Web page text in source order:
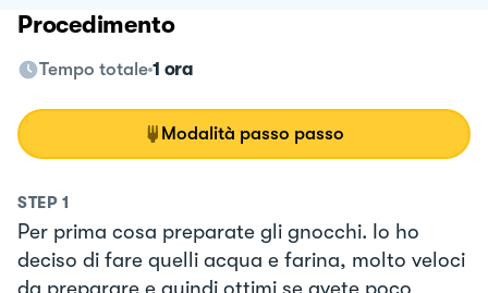
Procedimento
Tempo totale 1 ora
Modalità passo passo
STEP 1
Per prima cosa preparate gli gnocchi. Io ho
deciso di fare quelli acqua e farina, molto veloci